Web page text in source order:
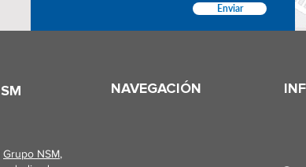
Enviar
NAVEGACIÓN
Grupo NSM,